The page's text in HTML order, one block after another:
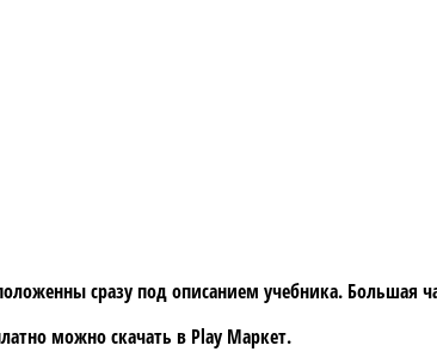
сразу под описанием учебника. Большая
можно скачать в Play Маркет.